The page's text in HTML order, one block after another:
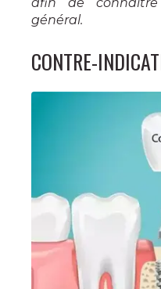
afin de
général.
CONTRE-